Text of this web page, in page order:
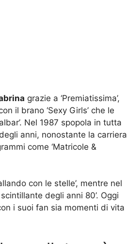
grazie a ‘Premiatissima’,
il brano ‘Sexy Girls’ che le
Nel 1987 spopola in tutta
anni, nonostante la carriera
come ‘Matricole &
con le stelle’, mentre nel
degli anni 80’. Oggi
i suoi fan sia momenti di vita